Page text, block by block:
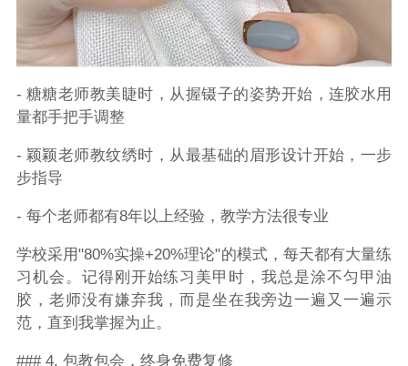
- 糖糖老师教美睫时，从握镊子的姿势开始，连胶水用
量都手把手调整
- 颖颖老师教纹绣时，从最基础的眉形设计开始，一步
步指导
- 每个老师都有8年以上经验，教学方法很专业
学校采用"80%实操+20%理论"的模式，每天都有大量练
习机会。记得刚开始练习美甲时，我总是涂不匀甲油
胶，老师没有嫌弃我，而是坐在我旁边一遍又一遍示
范，直到我掌握为止。
### 4. 包教包会，终身免费复修